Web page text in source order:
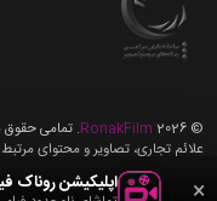
©
2026
RonakFilm. تمامی حقوق
علائم تجاری، تصاویر و محتوای
می باشد، تمامی حقوق برای روناک
× اپلیکیشن روناک